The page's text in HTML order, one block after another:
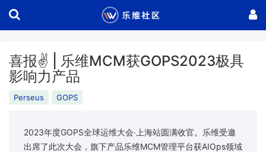
喜报✌ | 乐维MCM获GOPS2023极具
影响力产品
Perseus GOPS
2023年度GOPS全球运维大会·上海站圆满收官。乐维受邀
出席了此次大会，旗下产品乐维MCM管理平台获AIOps领域